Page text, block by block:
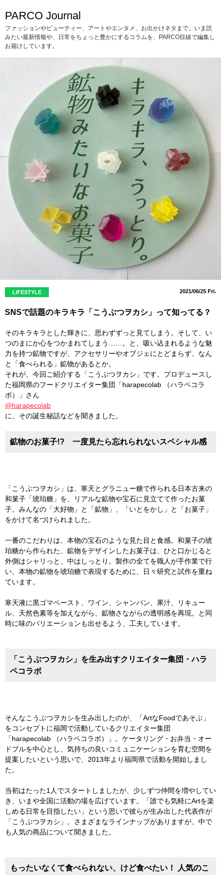
PARCO Journal
ファッションやビューティー、アートやエンタメ、お出かけネタまで。いま読
みたい最新情報や、日常をちょっと豊かにするコラムを、PARCO目線で編集し
お届けしています。
LIFESTYLE 2021/06/25 Fri.
SNSで話題のキラキラ「こうぶつヲカシ」って知ってる？
そのキラキラとした輝きに、思わずずっと見てしまう。そして、い
つのまにか心をつかまれてしまう……。と、吸い込まれるような魅
力を持つ鉱物ですが、アクセサリーやオブジェにとどまらず、なん
と「食べられる」鉱物があるとか。
それが、今回ご紹介する「こうぶつヲカシ」です。プロデュースし
た福岡県のフードクリエイター集団「harapecolab （ハラペコラ
ボ）」さん
@harapecolab
に、その誕生秘話などを聞きました。
鉱物のお菓子!? 一度見たら忘れられないスペシャル感
「こうぶつヲカシ」は、寒天とグラニュー糖で作られる日本古来の
和菓子「琥珀糖」を、リアルな鉱物や宝石に見立てて作ったお菓
子。みんなの「大好物」と「鉱物」、「いとをかし」と「お菓子」
をかけて名づけられました。
一番のこだわりは、本物の宝石のような見た目と食感。和菓子の琥
珀糖から作られた、鉱物をデザインしたお菓子は、ひと口かじると
外側はシャリっと、中はしっとり。製作の全てを職人が手作業で行
い、本物の鉱物を琥珀糖で表現するために、日々研究と試作を重ね
ています。
寒天液に黒ゴマペースト、ワイン、シャンパン、果汁、リキュー
ル、天然色素等を加えながら、鉱物さながらの透明感を再現。と同
時に味のバリエーションも出せるよう、工夫しています。
「こうぶつヲカシ」を生み出すクリエイター集団・ハラ
ペコラボ
そんなこうぶつヲカシを生み出したのが、「ArtなFoodであそぶ」
をコンセプトに福岡で活動しているクリエイター集団
「harapecolab （ハラペコラボ）」。ケータリング・お弁当・オー
ドブルを中心とし、気持ちの良いコミュニケーションを育む空間を
提案したいという思いで、2013年より福岡県で活動を開始しまし
た。
当初はたった1人でスタートしましたが、少しずつ仲間を増やしてい
き、いまや全国に活動の場を広げています。「誰でも気軽にArtを楽
しめる日常を目指したい」という思いで彼らが生み出した代表作が
「こうぶつヲカシ」。さまざまなラインナップがありますが、中で
も人気の商品について聞きました。
もったいなくて食べられない、けど食べたい！ 人気のこ